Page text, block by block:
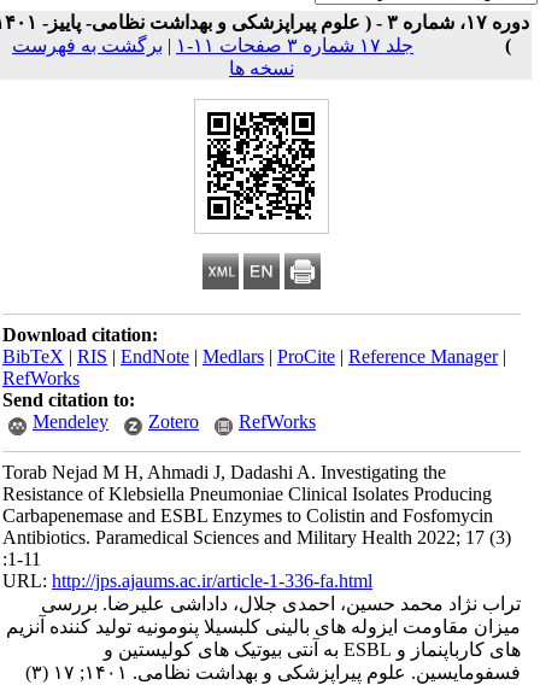
دوره ۱۷، شماره ۳ - ( علوم پیراپزشکی و بهداشت نظامی- پاییز- ۱۴۰۱
جلد ۱۷ شماره ۳ صفحات ۱۱-۱ | برگشت به فهرست
نسخه ها
Download citation:
BibTeX|RIS|EndNote|Medlars|ProCite|Reference Manager
RefWorks
Send citation to:
Mendeley
Zotero RefWorks
Torab Nejad M H, Ahmadi J, Dadashi A. Investigating the
Resistance of Klebsiella Pneumoniae Clinical Isolates Producing
Carbapenemase and ESBL Enzymes to Colistin and Fosfomycin
Antibiotics. Paramedical Sciences and Military Health 2022; 17 (3)
:1-11
URL:http://jps.ajaums.ac.ir/article-1-336-fa.html
تراب نژاد محمد حسین، احمدی جلال، داداشی علیرضا. بررسی
میزان مقاومت ایزوله های بالینی کلبسیلا پنومونیه تولید کننده آنزیم
های کارباپنماز و ESBL به آنتی بیوتیک های کولیستین و
فسفومایسین. علوم پیراپزشکی و بهداشت نظامی. ۱۴۰۱; ۱۷ (۳)